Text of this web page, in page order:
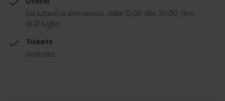
Da lunedì a domenica, dalle 12:00 alle 20:00, fino
al 21 luglio.
Tickets
Gratuito.